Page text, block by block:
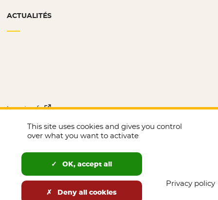
ACTUALITÉS
laregion.fr- Nouvelle fenêtre
Le Joli mois de l’Europe- Nouvelle fenêtre
Mentions légales Données personnelles et cookies
Nous contacter Déposer une réclamation
This site uses cookies and gives you control
over what you want to activate
OK, accept all
Deny all cookies
Privacy policy